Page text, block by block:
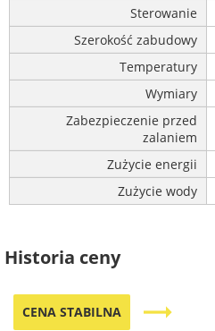
Sterowanie
Szerokość zabudowy
Temperatury
Wymiary
Zabezpieczenie przed
zalaniem
Zużycie energii
Zużycie wody
Historia ceny
CENA STABILNA trending_flat